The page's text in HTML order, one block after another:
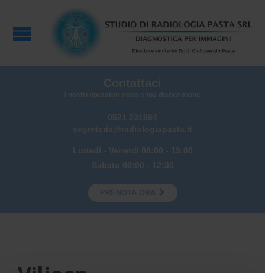
Contattaci
I nostri operatori sono a tua disposizione
0521 231894
segreteria@radiologiapasta.it
Lunedi - Venerdi 08:00 - 19:00
Sabato 08:00 - 12:30
PRENOTA ORA 